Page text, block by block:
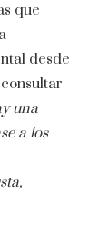
que
desde
una
a los